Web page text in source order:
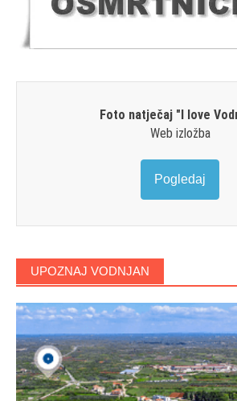
Foto natječaj "I love
Web izložba
Pogledaj
UPOZNAJ VODNJAN